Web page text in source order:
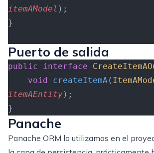
itemAModel );
}
Puerto de salida
public interface
    void
createItemA(
itemAEntity);
}
Panache
Panache ORM lo utilizamos en el